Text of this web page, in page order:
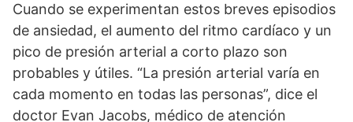
Cuando se experimentan estos breves episodios
de ansiedad, el aumento del ritmo cardíaco y un
pico de presión arterial a corto plazo son
probables y útiles. “La presión arterial varía en
cada momento en todas las personas”, dice el
doctor Evan Jacobs, médico de atención